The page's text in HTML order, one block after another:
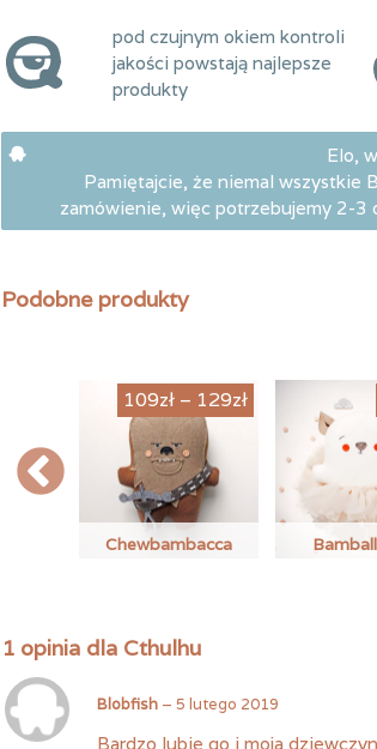
pod czujnym okiem kontroli
jakości powstają najlepsze
produkty
Elo,
Pamiętajcie, że niemal wszystkie
zamówienie, więc potrzebujemy 2-3
Podobne produkty
Chewbambacca
zł – 129złZakres
cen:
od
109zł
do
129zł
wiele
Opcje
Bamballerina!
109
1 opinia dla Cthulhu
Blobfish – 5 lutego 2019
Bardzo lubie go i moja